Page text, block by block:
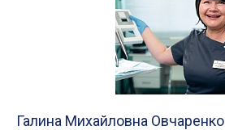
Галина Михайловна Овчаренко